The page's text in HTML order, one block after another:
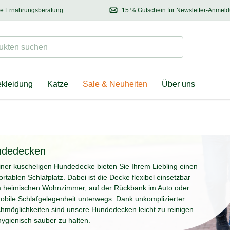
Halter 15 % Gutschein für Newsletter-
Entdecken Sie
Ernährungsberatung
Kontaktieren Sie unsere
Ernährungsberatung:
suchen Suchen
Katze Sale & Neuheiten Über uns
kuscheligen Hundedecke bieten Sie Ihrem Liebling einen
Schlafplatz. Dabei ist die Decke flexibel einsetzbar –
heimischen Wohnzimmer, auf der Rückbank im Auto oder
Schlafgelegenheit unterwegs. Dank unkomplizierter
sind unsere Hundedecken leicht zu reinigen
sauber zu halten.